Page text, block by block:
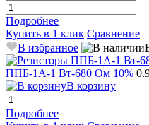
Подробнее
Купить в 1 клик Сравнение
В избранное
ППБ-1А-1 Вт-680 Ом 10%
В корзину
Подробнее